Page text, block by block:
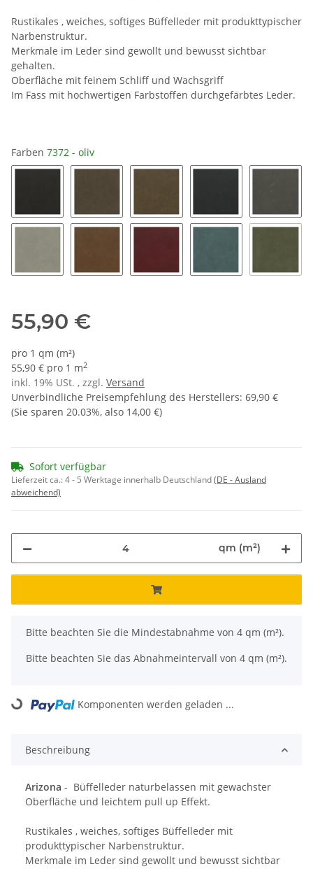
Rustikales , weiches, softiges Büffelleder mit produkttypischer
Narbenstruktur.
Merkmale im Leder sind gewollt und bewusst sichtbar
gehalten.
Oberfläche mit feinem Schliff und Wachsgriff
Im Fass mit hochwertigen Farbstoffen durchgefärbtes Leder.
Farben 7372 - oliv
2066 - pine / matt2138 - schors2545 - brew 0500 - schiefer1261 -
55,90 €
pro 1 qm (m²)
55,90 € pro 1 m2
inkl. 19% USt. , zzgl. Versand
Unverbindliche Preisempfehlung des Herstellers: 69,90 €
(Sie sparen 20.03%, also 14,00 €)
Sofort verfügbar
Lieferzeit ca.:4 - 5 Werktage innerhalb Deutschland(DE - Ausland
abweichend)
qm (m²)
x
Bitte beachten Sie die Mindestabnahme von 4 qm (m²).
Bitte beachten Sie das Abnahmeintervall von 4 qm (m²).
Loading... Komponenten werden geladen ...
Beschreibung
Arizona - Büffelleder naturbelassen mit gewachster
Oberfläche und leichtem pull up Effekt.
Rustikales , weiches, softiges Büffelleder mit
produkttypischer Narbenstruktur.
Merkmale im Leder sind gewollt und bewusst sichtbar